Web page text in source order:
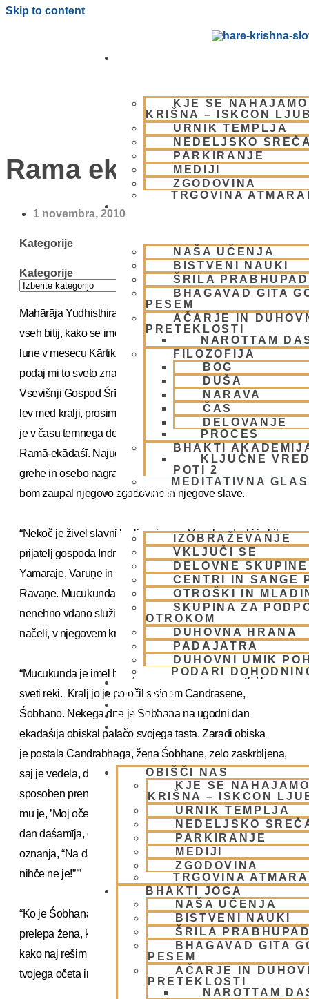
Skip to content
KJE SE
KRIŠNA – ISKCON
URNIK TEMPLJA
NEDELJSKO
PARKIRANJE
MEDIJI
ZGODOVINA
TRGOVINA
NAŠA UČENJA
BISTVENI NAUKI
ŠRILA
BHAGAVAD GITA
PESEM
AČARJE IN
PRETEKLOSTI
NAROTTAM
FILOZOFIJA
BOG
DUŠA
NARAVA
ČAS
DELOVANJE
PROCES
BHAKTI
KLJUČNE
POTI 2
MEDITATIVNA
SKUPNOST
IZOBRAŽEVANJE
VKLJUČI SE
DELOVNE SKUPINE
CENTRI IN SANGE
OTROŠKI IN
SKUPINA ZA
OTROKOM
DUHOVNA HRANA
PADAJATRA
DUHOVNI UMIK
PODARI
KOLEDAR
VAŠA VPRAŠANJA
PIŠI NAM
BLOG
OBIŠČI NAS
KJE SE
KRIŠNA – ISKCON
URNIK TEMPLJA
NEDELJSKO
PARKIRANJE
MEDIJI
ZGODOVINA
TRGOVINA
BHAKTI JOGA
NAŠA UČENJA
BISTVENI NAUKI
ŠRILA
BHAGAVAD GITA
PESEM
AČARJE IN
PRETEKLOSTI
NAROTTAM
Rama ekadaši
1 novembra, 2010
Kategorije
Kategorije
Mahārāja Yudhiṣṭhira je rekel, “O Janārdana, o zaščitnik
vseh bitij, kako se imenuje ekādaśī v času pojemajoče
lune v mesecu Kārtika (oktober – november)? Prosim,
podaj mi to sveto znanje.”
Vsevišnji Gospod Śrī Kṛṣṇa je nato takole spregovoril, “O,
lev med kralji, prosim, prisluhni moji pripovedi. Ekādaśī, ki
je v času temnega dela meseca Kārtike, se imenuje
Ramā-ekādaśī. Najugodnejši je, saj takoj izniči najhujše
grehe in osebo nagradi z vrnitvijo v duhovni svet. Sedaj ti
bom zaupal njegovo zgodovino in njegove slave.
“Nekoč je živel slavni kralj po imenu Mucukunda, ki je bil
prijatelj gospoda Indre, kralja rajskih planetov, kot tudi
Yamarāje, Varuṇe in Vibhīṣaṇe, pobožnega brata demona
Rāvaṇe. Mucukunda je vedno govoril resnico in Mi
nenehno vdano služil. Ker je vladal v skladu z religioznimi
načeli, v njegovem kraljestvu ni bilo nemirov.”
“Mucukunda je imel hčer, imenovano Candrabhāgā, po
sveti reki. Kralj jo je poročil s sinom Candrasene,
Śobhano. Nekega dne je Śobhana na ugodni dan
ekādaśīja obiskal palačo svojega tasta. Zaradi obiska
je postala Candrabhāgā, žena Śobhane, zelo zaskrbljena,
saj je vedela, da je njen mož telesno izjemno šibek in ni
sposoben prenesti askeze celodnevnega posta. Zaupala
mu je, ’Moj oče je zelo strog glede sledenja ekādaśīja. Na
dan daśamīja, dan pred ekādaśījem, z velikim bobnom
oznanja, “Na dan ekādaśīja, svetega dne Śrī Harija, naj
nihče ne je!”’”
“Ko je Śobhana slišal zvok bobna, je rekel svoji ženi, ’O,
prelepa žena, kaj naj zdaj naredim? Prosim, povej mi,
kako naj rešim svoje življenje ter spoštujem striktnost
tvojega očeta in hkrati zadovoljim naše goste?’”